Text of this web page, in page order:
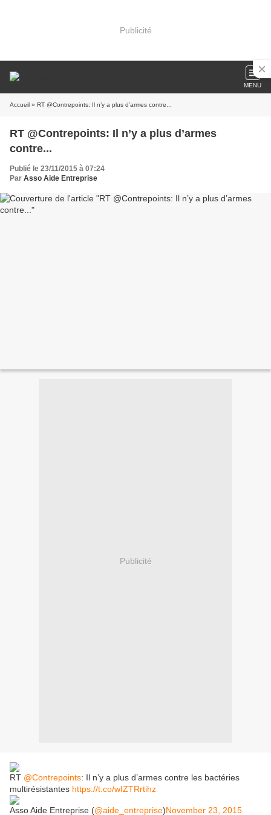
Publicité
MENU
Accueil » RT @Contrepoints: Il n’y a plus d’armes contre...
RT @Contrepoints: Il n’y a plus d’armes
contre...
Publié le 23/11/2015 à 07:24
Par Asso Aide Entreprise
Publicité
RT @Contrepoints: Il n’y a plus d’armes contre les bactéries
multirésistantes https://t.co/wIZTRrtihz
Asso Aide Entreprise (@aide_entreprise)November 23, 2015